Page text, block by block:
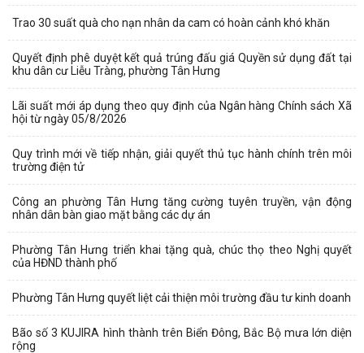
Trao 30 suất quà cho nạn nhân da cam có hoàn cảnh khó khăn
Quyết định phê duyệt kết quả trúng đấu giá Quyền sử dụng đất tại
khu dân cư Liễu Tràng, phường Tân Hưng
Lãi suất mới áp dụng theo quy định của Ngân hàng Chính sách Xã
hội từ ngày 05/8/2026
Quy trình mới về tiếp nhận, giải quyết thủ tục hành chính trên môi
trường điện tử
Công an phường Tân Hưng tăng cường tuyên truyền, vận động
nhân dân bàn giao mặt bằng các dự án
Phường Tân Hưng triển khai tặng quà, chúc thọ theo Nghị quyết
của HĐND thành phố
Phường Tân Hưng quyết liệt cải thiện môi trường đầu tư kinh doanh
Bão số 3 KUJIRA hình thành trên Biển Đông, Bắc Bộ mưa lớn diện
rộng